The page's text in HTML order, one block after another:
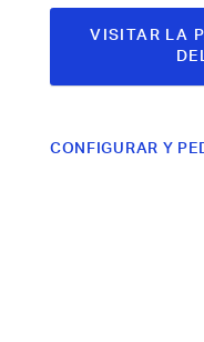
VISITAR LA
CONFIGURAR Y